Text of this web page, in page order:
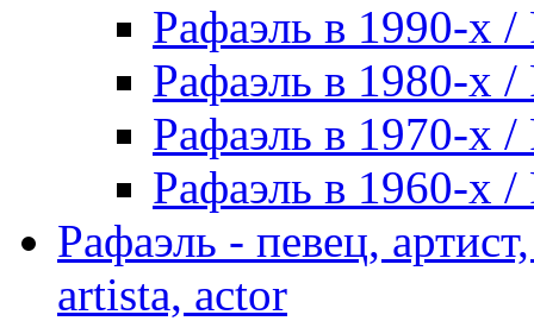
Рафаэль в 1990-х /
Рафаэль в 1980-х /
Рафаэль в 1970-х /
Рафаэль в 1960-х /
Рафаэль - певец,
artista, actor